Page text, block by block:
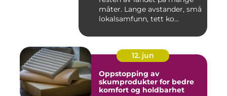
måter. Lange avstander, små
lokalsamfunn, tett ko...
12. jun
Oppstopping av
skumprodukter for bedre
komfort og holdbarhet